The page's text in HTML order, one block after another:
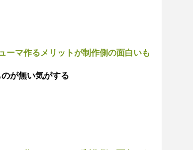
ーマ作るメリットが制作側の面白いも
が無い気がする